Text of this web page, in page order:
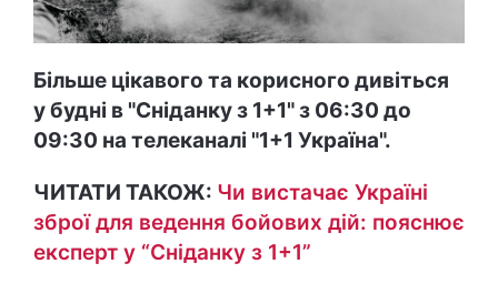
Більше цікавого та корисного дивіться
у будні в "Сніданку з 1+1" з 06:30 до
09:30 на телеканалі "1+1 Україна".
ЧИТАТИ ТАКОЖ: Чи вистачає Україні
зброї для ведення бойових дій: пояснює
експерт у “Сніданку з 1+1”